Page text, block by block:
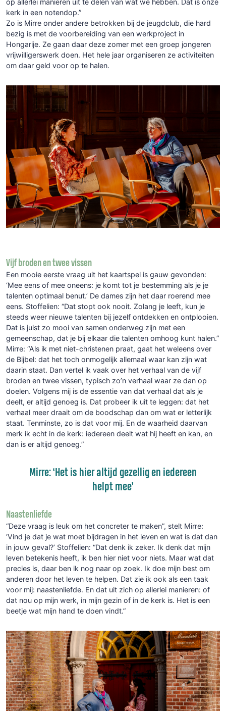
op allerlei manieren uit te delen van wat we hebben. Dat is onze
kerk in een notendop.”
Zo is Mirre onder andere betrokken bij de jeugdclub, die hard
bezig is met de voorbereiding van een werkproject in
Hongarije. Ze gaan daar deze zomer met een groep jongeren
vrijwilligerswerk doen. Het hele jaar organiseren ze activiteiten
om daar geld voor op te halen.
Vijf broden en twee vissen
Een mooie eerste vraag uit het kaartspel is gauw gevonden:
‘Mee eens of mee oneens: je komt tot je bestemming als je je
talenten optimaal benut.’ De dames zijn het daar roerend mee
eens. Stoffelien: “Dat stopt ook nooit. Zolang je leeft, kun je
steeds weer nieuwe talenten bij jezelf ontdekken en ontplooien.
Dat is juist zo mooi van samen onderweg zijn met een
gemeenschap, dat je bij elkaar die talenten omhoog kunt halen.”
Mirre: “Als ik met niet-christenen praat, gaat het weleens over
de Bijbel: dat het toch onmogelijk allemaal waar kan zijn wat
daarin staat. Dan vertel ik vaak over het verhaal van de vijf
broden en twee vissen, typisch zo’n verhaal waar ze dan op
doelen. Volgens mij is de essentie van dat verhaal dat als je
deelt, er altijd genoeg is. Dat probeer ik uit te leggen: dat het
verhaal meer draait om de boodschap dan om wat er letterlijk
staat. Tenminste, zo is dat voor mij. En de waarheid daarvan
merk ik echt in de kerk: iedereen deelt wat hij heeft en kan, en
dan is er altijd genoeg.”
Mirre: ‘Het is hier altijd gezellig en iedereen
helpt mee’
Naastenliefde
“Deze vraag is leuk om het concreter te maken”, stelt Mirre:
‘Vind je dat je wat moet bijdragen in het leven en wat is dat dan
in jouw geval?’ Stoffelien: “Dat denk ik zeker. Ik denk dat mijn
leven betekenis heeft, ik ben hier niet voor niets. Maar wat dat
precies is, daar ben ik nog naar op zoek. Ik doe mijn best om
anderen door het leven te helpen. Dat zie ik ook als een taak
voor mij: naastenliefde. En dat uit zich op allerlei manieren: of
dat nou op mijn werk, in mijn gezin of in de kerk is. Het is een
beetje wat mijn hand te doen vindt.”